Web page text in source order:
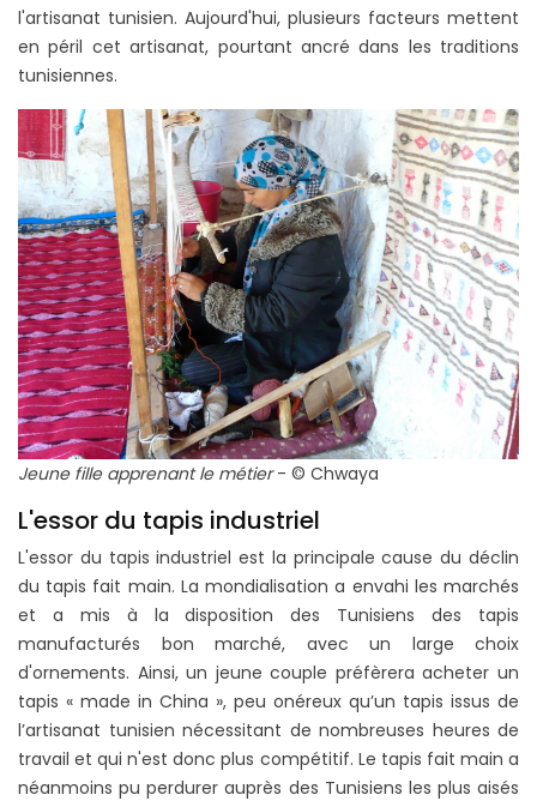
l'artisanat tunisien. Aujourd'hui, plusieurs facteurs mettent
en péril cet artisanat, pourtant ancré dans les traditions
tunisiennes.
Jeune fille apprenant le métier- © Chwaya
L'essor du tapis industriel
L'essor du tapis industriel est la principale cause du déclin
du tapis fait main. La mondialisation a envahi les marchés
et a mis à la disposition des Tunisiens des tapis
manufacturés bon marché, avec un large choix
d'ornements. Ainsi, un jeune couple préfèrera acheter un
tapis « made in China », peu onéreux qu’un tapis issus de
l’artisanat tunisien nécessitant de nombreuses heures de
travail et qui n'est donc plus compétitif. Le tapis fait main a
néanmoins pu perdurer auprès des Tunisiens les plus aisés